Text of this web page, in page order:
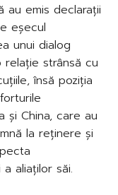
au emis declarații
eșecul
unui dialog
relație strânsă cu
însă poziția
și China, care au
la reținere și
aliaților săi.